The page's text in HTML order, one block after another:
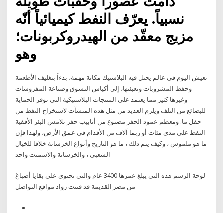
نسبياً. يعرّف النفط كيميائياً أنّه
مزيج معقّد من الهيدروكربونات؛
وهو
نعيش اليوم في عالم يحتل فيه البلاستيك مكانة مهمة، بدءاً بتغليف الأطعمة
وحفظ المشروبات وتعبئتها، إلى أكياس التسوق وصناعة المفروشات
وغيرها كثير مما يعتمد على المنتجات البلاستيكية التي توفر الحماية
للبضائع من التلف ويلزم العديد من مثل هذه المنشآت لاستخراج النفط من
حقل ما. ومعظم عمود الحفر مصنوع من أنابيب حفر تلامس البئر الأفقية
النفط على مدى مئات أو ربما آلاف من الأقدام في عمق الأرض، ولهذا فإن
ما هو ملموس ، وكيف يتم ذلك ، ما هو التاريخ وأنواع الخرسانة خلافا للخيال
الشعبي ، والخرسانة والاسمنت واحد
لوحة الرسم هذه التي يبلغ عمرها 3400 عام والتي تحتوي على بقايا أصباغ
من مصر القديمة قد فتنت رواد مواقع التواصل